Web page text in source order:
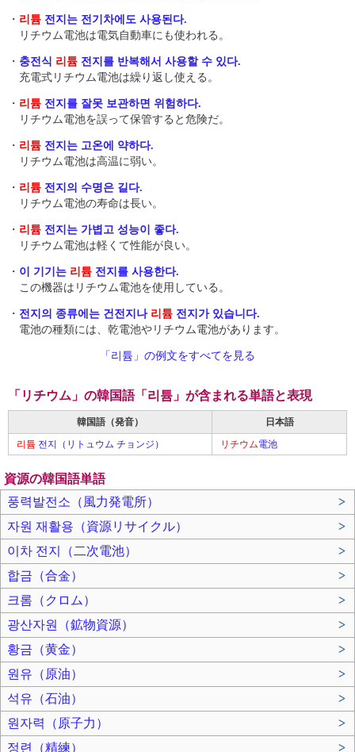
・ 리튬 전지는 전기차에도 사용된다.
リチウム電池は電気自動車にも使われる。
・ 충전식 리튬 전지를 반복해서 사용할 수 있다.
充電式リチウム電池は繰り返し使える。
・ 리튬 전지를 잘못 보관하면 위험하다.
リチウム電池を誤って保管すると危険だ。
・ 리튬 전지는 고온에 약하다.
リチウム電池は高温に弱い。
・ 리튬 전지의 수명은 길다.
リチウム電池の寿命は長い。
・ 리튬 전지는 가볍고 성능이 좋다.
リチウム電池は軽くて性能が良い。
・ 이 기기는 리튬 전지를 사용한다.
この機器はリチウム電池を使用している。
・ 전지의 종류에는 건전지나 리튬 전지가 있습니다.
電池の種類には、乾電池やリチウム電池があります。
「리튬」の例文をすべてを見る
「リチウム」の韓国語「리튬」が含まれる単語と表現
韓国語（発音）
日本語
리튬 전지（リトュウム チョンジ） リチウム電池
資源の韓国語単語
풍력발전소（風力発電所）
>
자원 재활용（資源リサイクル）
>
이차 전지（二次電池）
>
합금（合金）
>
크롬（クロム）
>
광산자원（鉱物資源）
>
황금（黄金）
>
원유（原油）
>
석유（石油）
>
원자력（原子力）
>
정련（精練）
>